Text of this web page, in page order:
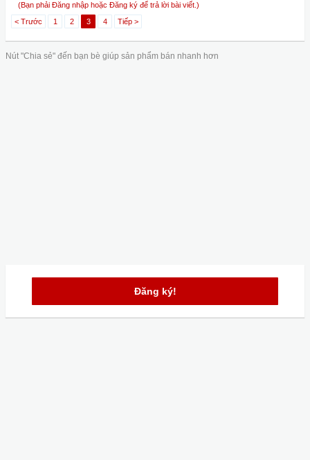
(Bạn phải Đăng nhập hoặc Đăng ký để trả lời bài viết.)
< Trước
1 2 3 4 Tiếp >
Nút "Chia sẻ" đến bạn bè giúp sản phẩm bán nhanh hơn
Đăng ký!